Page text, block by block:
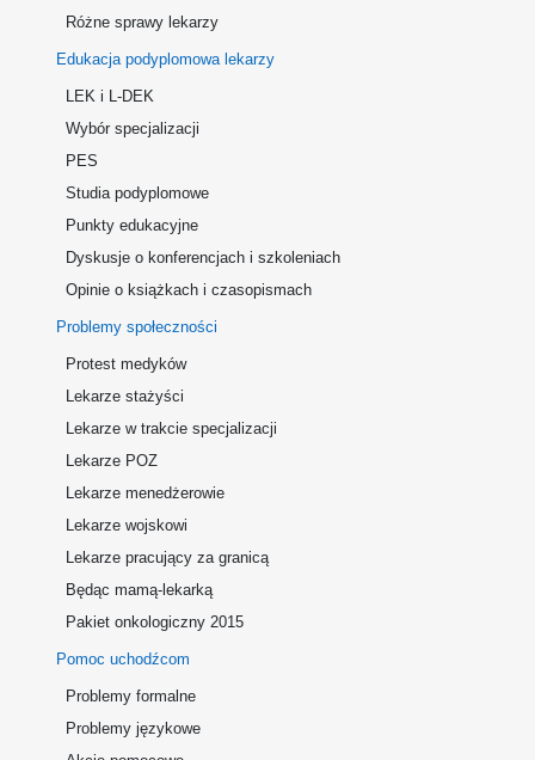
Różne sprawy lekarzy
Edukacja podyplomowa lekarzy
LEK i L-DEK
Wybór specjalizacji
PES
Studia podyplomowe
Punkty edukacyjne
Dyskusje o konferencjach i szkoleniach
Opinie o książkach i czasopismach
Problemy społeczności
Protest medyków
Lekarze stażyści
Lekarze w trakcie specjalizacji
Lekarze POZ
Lekarze menedżerowie
Lekarze wojskowi
Lekarze pracujący za granicą
Będąc mamą-lekarką
Pakiet onkologiczny 2015
Pomoc uchodźcom
Problemy formalne
Problemy językowe